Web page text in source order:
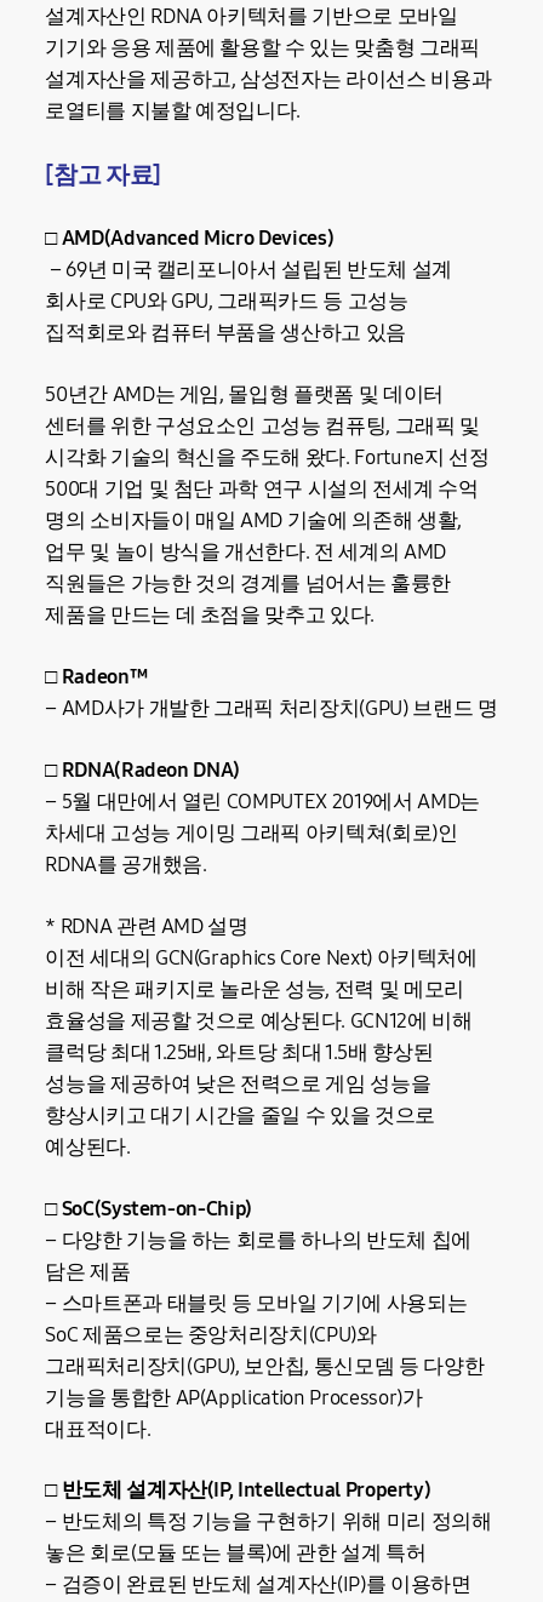
설계자산인 RDNA 아키텍처를 기반으로 모바일
기기와 응용 제품에 활용할 수 있는 맞춤형 그래픽
설계자산을 제공하고, 삼성전자는 라이선스 비용과
로열티를 지불할 예정입니다.
[참고 자료]
□ AMD(Advanced Micro Devices)
– 69년 미국 캘리포니아서 설립된 반도체 설계
회사로 CPU와 GPU, 그래픽카드 등 고성능
집적회로와 컴퓨터 부품을 생산하고 있음
50년간 AMD는 게임, 몰입형 플랫폼 및 데이터
센터를 위한 구성요소인 고성능 컴퓨팅, 그래픽 및
시각화 기술의 혁신을 주도해 왔다. Fortune지 선정
500대 기업 및 첨단 과학 연구 시설의 전세계 수억
명의 소비자들이 매일 AMD 기술에 의존해 생활,
업무 및 놀이 방식을 개선한다. 전 세계의 AMD
직원들은 가능한 것의 경계를 넘어서는 훌륭한
제품을 만드는 데 초점을 맞추고 있다.
□ Radeon™
– AMD사가 개발한 그래픽 처리장치(GPU) 브랜드 명
□ RDNA(Radeon DNA)
– 5월 대만에서 열린 COMPUTEX 2019에서 AMD는
차세대 고성능 게이밍 그래픽 아키텍쳐(회로)인
RDNA를 공개했음.
* RDNA 관련 AMD 설명
이전 세대의 GCN(Graphics Core Next) 아키텍처에
비해 작은 패키지로 놀라운 성능, 전력 및 메모리
효율성을 제공할 것으로 예상된다. GCN12에 비해
클럭당 최대 1.25배, 와트당 최대 1.5배 향상된
성능을 제공하여 낮은 전력으로 게임 성능을
향상시키고 대기 시간을 줄일 수 있을 것으로
예상된다.
□ SoC(System-on-Chip)
– 다양한 기능을 하는 회로를 하나의 반도체 칩에
담은 제품
– 스마트폰과 태블릿 등 모바일 기기에 사용되는
SoC 제품으로는 중앙처리장치(CPU)와
그래픽처리장치(GPU), 보안칩, 통신모뎀 등 다양한
기능을 통합한 AP(Application Processor)가
대표적이다.
□ 반도체 설계자산(IP, Intellectual Property)
– 반도체의 특정 기능을 구현하기 위해 미리 정의해
놓은 회로(모듈 또는 블록)에 관한 설계 특허
– 검증이 완료된 반도체 설계자산(IP)를 이용하면